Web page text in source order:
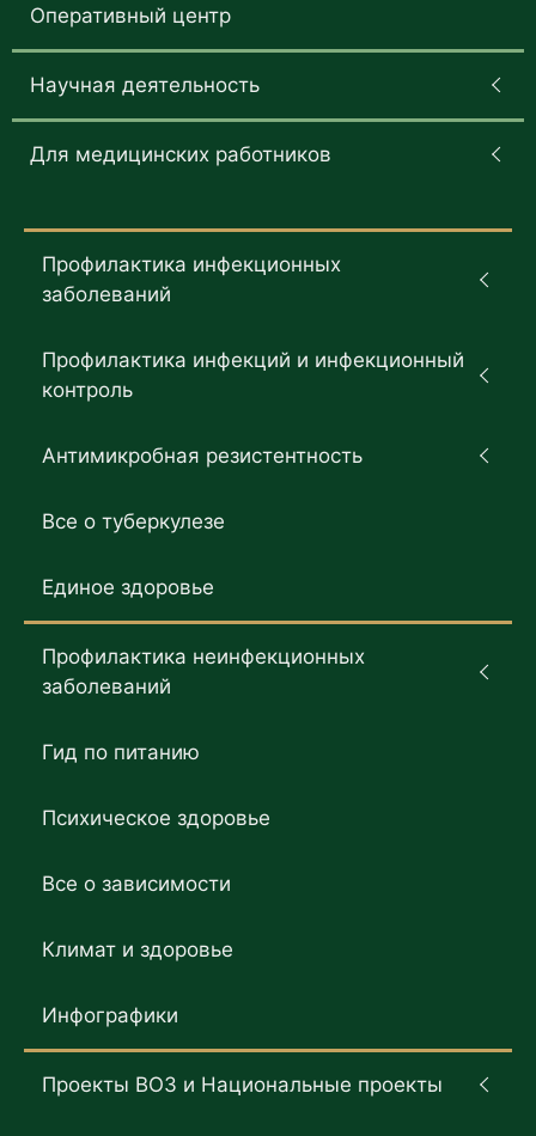
Оперативный центр
Научная деятельность
Для медицинских работников
Профилактика инфекционных
заболеваний
Профилактика инфекций и инфекционный
контроль
Антимикробная резистентность
Все о туберкулезе
Единое здоровье
Профилактика неинфекционных
заболеваний
Гид по питанию
Психическое здоровье
Все о зависимости
Климат и здоровье
Инфографики
Проекты ВОЗ и Национальные проекты